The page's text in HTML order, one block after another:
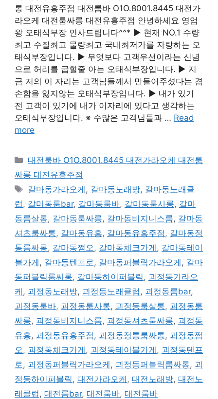
롱 대전유흥주점 대전룸바 O1O.8001.8445 대전가
라오케 대전룸싸롱 대전유흥주점 안녕하세요 영업
왕 오태식부장 인사드립니다^^* ▶ 현재 NO.1 수량
최고 수질최고 물량최고 국내최저가를 자랑하는 오
태식부장입니다. ▶ 무엇보다 고객우선이라는 신념
으로 허리를 굽힐줄 아는 오태식부장입니다. ▶ 지
금 저의 이 자리는 고객님들께서 만들어주셨다는 겸
손함을 잃지않는 오태식부장입니다. ▶ 내가 있기
전 고객이 있기에 내가 이자리에 있다고 생각하는
오태식부장입니다. ※ 수많은 고객님들과 … Read
more
카
테
고
리
대전룸바 O1O.8001.8445 대전가라오케 대전룸
싸롱 대전유흥주점
태
그
갈마동가라오케 , 갈마동노래방, 갈마동노래클
럽 , 갈마동룸bar, 갈마동룸바, 갈마동룸사롱, 갈마
동룸살롱, 갈마동룸싸롱, 갈마동비지니스룸, 갈마동
셔츠룸싸롱, 갈마동유흥, 갈마동유흥주점 , 갈마동정
통룸싸롱, 갈마동쩜오 , 갈마동체크가게 , 갈마동테이
블가게 , 갈마동텐프로 , 갈마동퍼블릭가라오케 , 갈마
동퍼블릭룸싸롱, 갈마동하이퍼블릭 , 괴정동가라오
케 , 괴정동노래방, 괴정동노래클럽 , 괴정동룸bar,
괴정동룸바, 괴정동룸사롱, 괴정동룸살롱, 괴정동룸
싸롱, 괴정동비지니스룸, 괴정동셔츠룸싸롱, 괴정동
유흥, 괴정동유흥주점 , 괴정동정통룸싸롱, 괴정동쩜
오 , 괴정동체크가게 , 괴정동테이블가게 , 괴정동텐프
로 , 괴정동퍼블릭가라오케 , 괴정동퍼블릭룸싸롱, 괴
정동하이퍼블릭 , 대전가라오케 , 대전노래방, 대전노
래클럽 , 대전룸bar, 대전룸바, 대전룸바